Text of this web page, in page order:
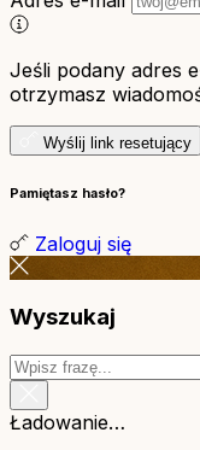
Jeśli podany adres
otrzymasz
Wyślij link resetujący
Pamiętasz hasło?
Zaloguj się
Wyszukaj
Ładowanie…